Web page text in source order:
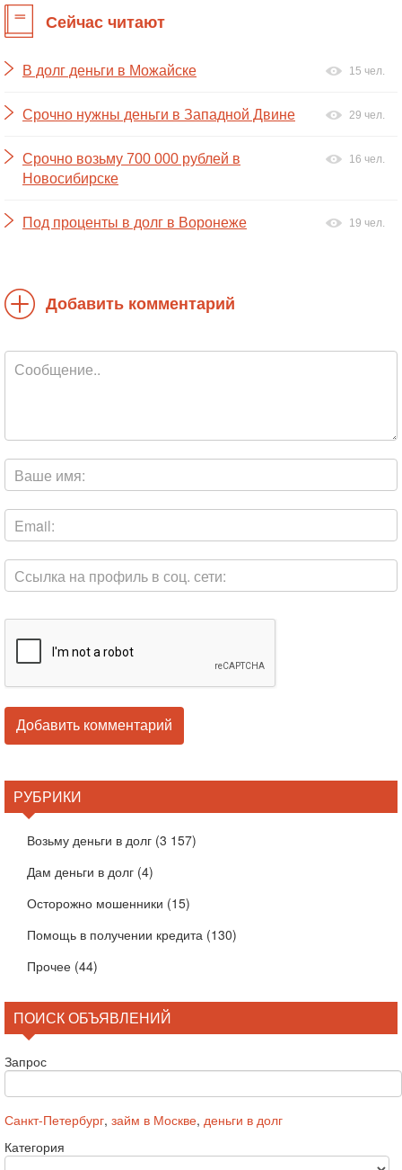
Сейчас читают
В долг деньги в Можайске 15 чел.
Срочно нужны деньги в Западной Двине 29 чел.
Срочно возьму 700 000 рублей в
Новосибирске
16 чел.
Под проценты в долг в Воронеже 19 чел.
Добавить комментарий
РУБРИКИ
Возьму деньги в долг (3 157)
Дам деньги в долг (4)
Осторожно мошенники (15)
Помощь в получении кредита (130)
Прочее (44)
ПОИСК ОБЪЯВЛЕНИЙ
Запрос
Санкт-Петербург, займ в Москве, деньги в долг
Категория